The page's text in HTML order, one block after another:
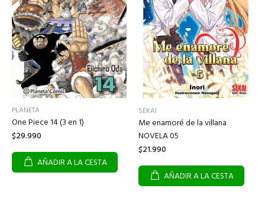
PLANETA
One Piece 14 (3 en 1)
$29.990
AÑADIR A LA CESTA
SEKAI
Me enamoré de la villana
NOVELA 05
$21.990
AÑADIR A LA CESTA